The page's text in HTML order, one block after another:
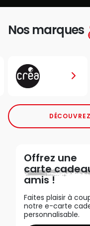
Nos marques
Offrez une
carte
amis !
Faites plaisir à
notre e-carte
personnalisable.